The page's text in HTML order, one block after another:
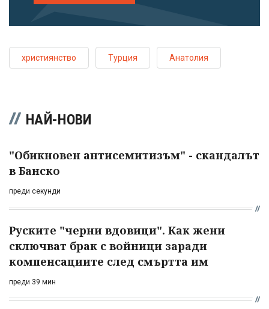
християнство Турция Анатолия
НАЙ-НОВИ
"Обикновен антисемитизъм" - скандалът
в Банско
преди секунди
Руските "черни вдовици". Как жени
сключват брак с войници заради
компенсациите след смъртта им
преди 39 мин